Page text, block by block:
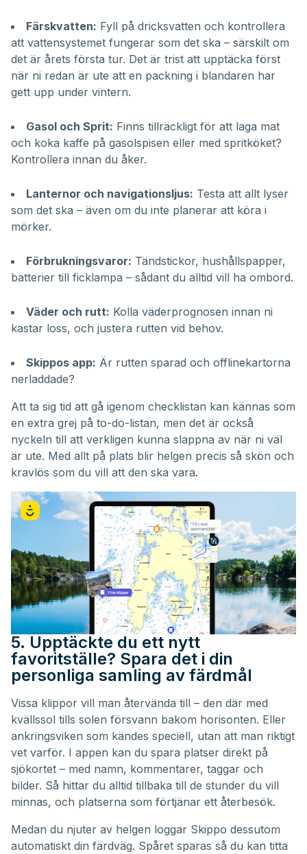
Färskvatten: Fyll på dricksvatten och kontrollera
att vattensystemet fungerar som det ska – särskilt om
det är årets första tur. Det är trist att upptäcka först
när ni redan är ute att en packning i blandaren har
gett upp under vintern.
Gasol och Sprit: Finns tillräckligt för att laga mat
och koka kaffe på gasolspisen eller med spritköket?
Kontrollera innan du åker.
Lanternor och navigationsljus: Testa att allt lyser
som det ska – även om du inte planerar att köra i
mörker.
Förbrukningsvaror: Tändstickor, hushållspapper,
batterier till ficklampa – sådant du alltid vill ha ombord.
Väder och rutt: Kolla väderprognosen innan ni
kastar loss, och justera rutten vid behov.
Skippos app: Är rutten sparad och offlinekartorna
nerladdade?
Att ta sig tid att gå igenom checklistan kan kännas som
en extra grej på to-do-listan, men det är också
nyckeln till att verkligen kunna slappna av när ni väl
är ute. Med allt på plats blir helgen precis så skön och
kravlös som du vill att den ska vara.
5. Upptäckte du ett nytt
favoritställe? Spara det i din
personliga samling av färdmål
Vissa klippor vill man återvända till – den där med
kvällssol tills solen försvann bakom horisonten. Eller
ankringsviken som kändes speciell, utan att man riktigt
vet varför. I appen kan du spara platser direkt på
sjökortet – med namn, kommentarer, taggar och
bilder. Så hittar du alltid tillbaka till de stunder du vill
minnas, och platserna som förtjänar ett återbesök.
Medan du njuter av helgen loggar Skippo dessutom
automatiskt din färdväg. Spåret sparas så du kan titta